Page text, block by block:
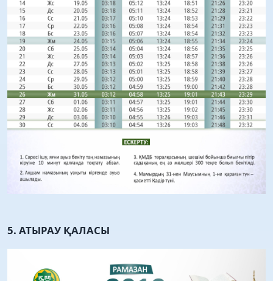
5. АТЫРАУ ҚАЛАСЫ